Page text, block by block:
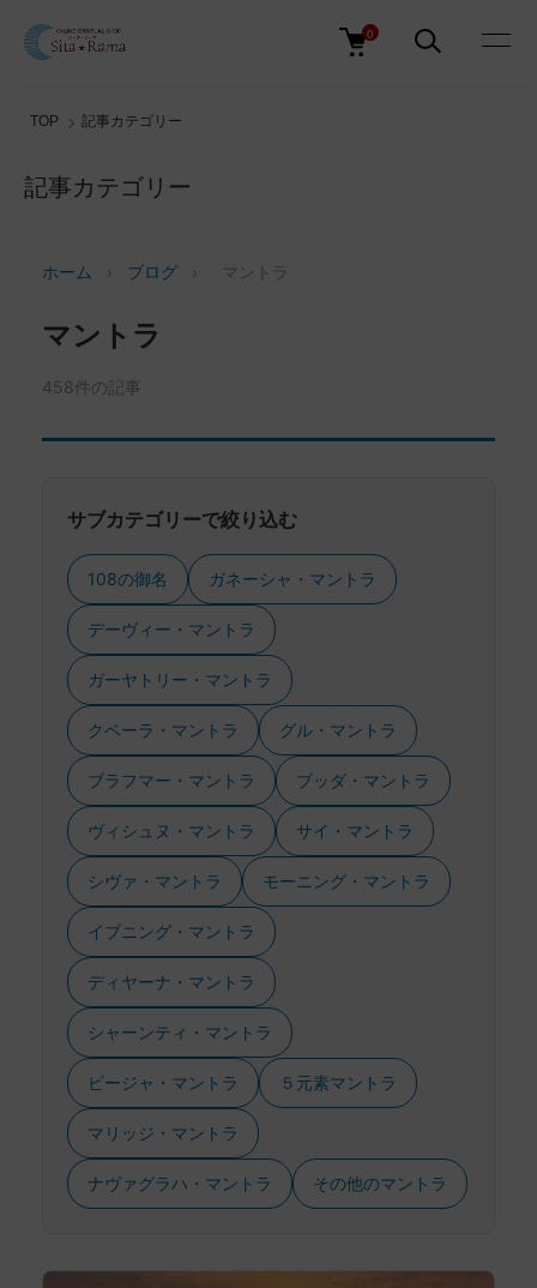
0
TOP 記事カテゴリー
記事カテゴリー
ホーム › ブログ › マントラ
マントラ
458件の記事
サブカテゴリーで絞り込む
108の御名 ガネーシャ・マントラ
デーヴィー・マントラ
ガーヤトリー・マントラ
クベーラ・マントラ グル・マントラ
ブラフマー・マントラ ブッダ・マントラ
ヴィシュヌ・マントラ サイ・マントラ
シヴァ・マントラ モーニング・マントラ
イブニング・マントラ
ディヤーナ・マントラ
シャーンティ・マントラ
ビージャ・マントラ ５元素マントラ
マリッジ・マントラ
ナヴァグラハ・マントラ その他のマントラ